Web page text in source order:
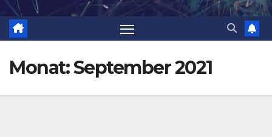
Monat:September 2021